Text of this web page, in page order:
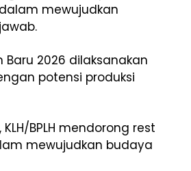
dalam mewujudkan
jawab.
Baru 2026 dilaksanakan
potensi produksi
, KLH/BPLH mendorong rest
mewujudkan budaya